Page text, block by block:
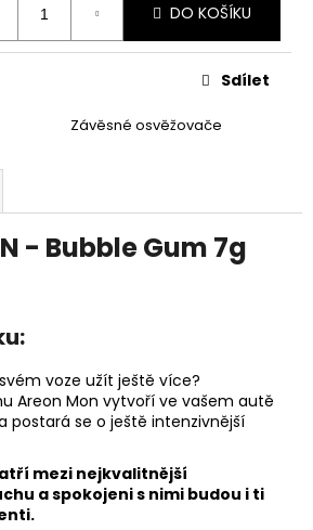
DO KOŠÍKU
Závěsné osvěžovače
Sdílet
- Bubble Gum 7g
voze užít ještě více?
Areon Mon vytvoří ve vašem autě
postará se o ještě intenzivnější
mezi nejkvalitnější
a spokojeni s nimi budou i ti